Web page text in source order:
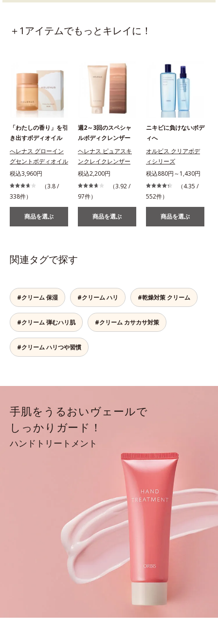
＋1アイテムでもっとキレイに！
「わたしの香り」を引
き出すボディオイル
へレナス グローイン
グセントボディオイル
税込3,960円
（3.8 /
338件）
商品を選ぶ
週2～3回のスペシャ
ルボディクレンザー
ヘレナス ピュアスキ
ンクレイクレンザー
税込2,200円
（3.92 /
97件）
商品を選ぶ
ニキビに負けないボデ
ィへ
オルビス クリアボデ
ィシリーズ
税込880円～1,430円
（4.35 /
552件）
商品を選ぶ
関連タグで探す
#クリーム 保湿 #クリーム ハリ #乾燥対策 クリーム
#クリーム 弾むハリ肌 #クリーム カサカサ対策
#クリーム ハリつや習慣
手肌をうるおいヴェールで
しっかりガード！
ハンドトリートメント